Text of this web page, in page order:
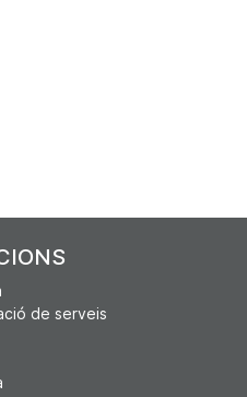
de serveis